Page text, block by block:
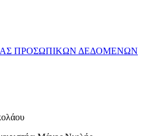
ΠΡΟΣΩΠΙΚΩΝ ΔΕΔΟΜΕΝΩΝ